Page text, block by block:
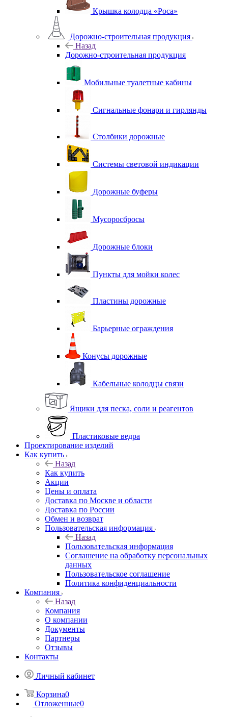
Крышка колодца «Роса»
Дорожно-строительная продукция
Назад
Дорожно-строительная продукция
Мобильные туалетные кабины
Сигнальные фонари и гирлянды
Столбики дорожные
Системы световой индикации
Дорожные буферы
Мусоросбросы
Дорожные блоки
Пункты для мойки колес
Пластины дорожные
Барьерные ограждения
Конусы дорожные
Кабельные колодцы связи
Ящики для песка, соли и реагентов
Пластиковые ведра
Проектирование изделий
Как купить
Назад
Как купить
Акции
Цены и оплата
Доставка по Москве и области
Доставка по России
Обмен и возврат
Пользовательская информация
Назад
Пользовательская информация
Соглашение на обработку персональных
данных
Пользовательское соглашение
Политика конфиденциальности
Компания
Назад
Компания
О компании
Документы
Партнеры
Отзывы
Контакты
Личный кабинет
Корзина0
Отложенные0